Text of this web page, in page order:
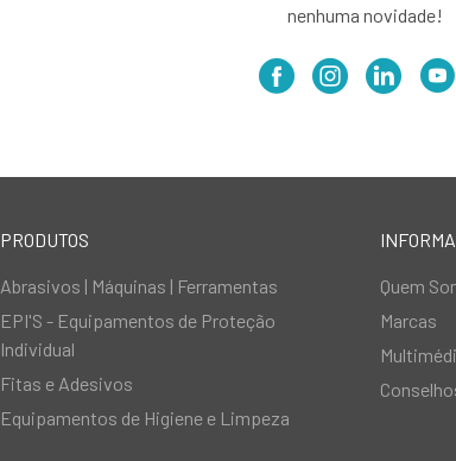
nenhuma novidade!
PRODUTOS
Abrasivos | Máquinas | Ferramentas
EPI'S - Equipamentos de Proteção
Individual
Fitas e Adesivos
Equipamentos de Higiene e Limpeza
Quem
Marcas